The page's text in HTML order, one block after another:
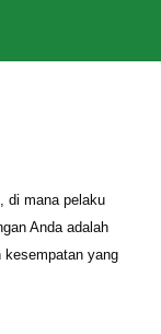
di mana pelaku
Anda adalah
kesempatan yang